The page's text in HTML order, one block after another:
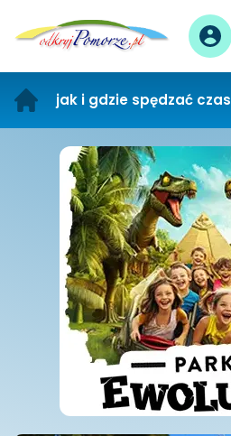
jak i gdzie spędzać czas